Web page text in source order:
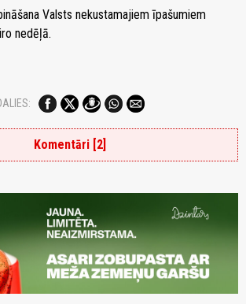
Valsts nekustamajiem īpašumiem
nedēļā.
Komentāri [2]